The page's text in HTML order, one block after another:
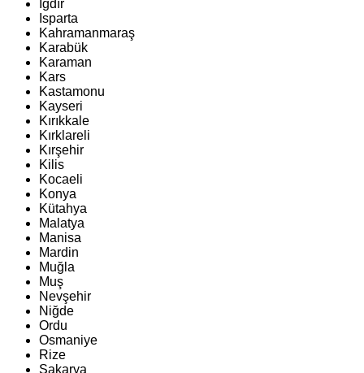
Iğdır
Isparta
Kahramanmaraş
Karabük
Karaman
Kars
Kastamonu
Kayseri
Kırıkkale
Kırklareli
Kırşehir
Kilis
Kocaeli
Konya
Kütahya
Malatya
Manisa
Mardin
Muğla
Muş
Nevşehir
Niğde
Ordu
Osmaniye
Rize
Sakarya